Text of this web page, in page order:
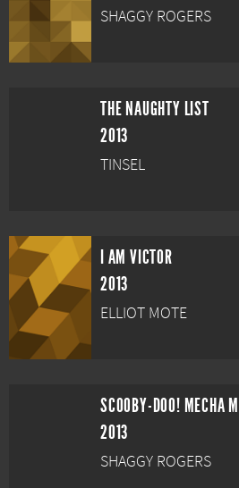
SHAGGY ROGERS
THE NAUGHTY LIST
2013
TINSEL
I AM VICTOR
2013
ELLIOT MOTE
SCOOBY-DOO! MECHA
2013
SHAGGY ROGERS